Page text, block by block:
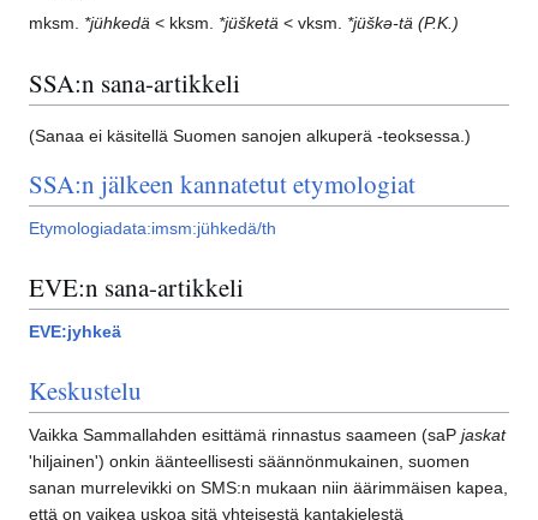
mksm. *jühkedä < kksm. *jüšketä < vksm. *jüškǝ-tä (P.K.)
SSA:n sana-artikkeli
(Sanaa ei käsitellä Suomen sanojen alkuperä -teoksessa.)
SSA:n jälkeen kannatetut etymologiat
Etymologiadata:imsm:jühkedä/th
EVE:n sana-artikkeli
EVE:jyhkeä
Keskustelu
Vaikka Sammallahden esittämä rinnastus saameen (saP jaskat
'hiljainen') onkin äänteellisesti säännönmukainen, suomen
sanan murrelevikki on SMS:n mukaan niin äärimmäisen kapea,
että on vaikea uskoa sitä yhteisestä kantakielestä